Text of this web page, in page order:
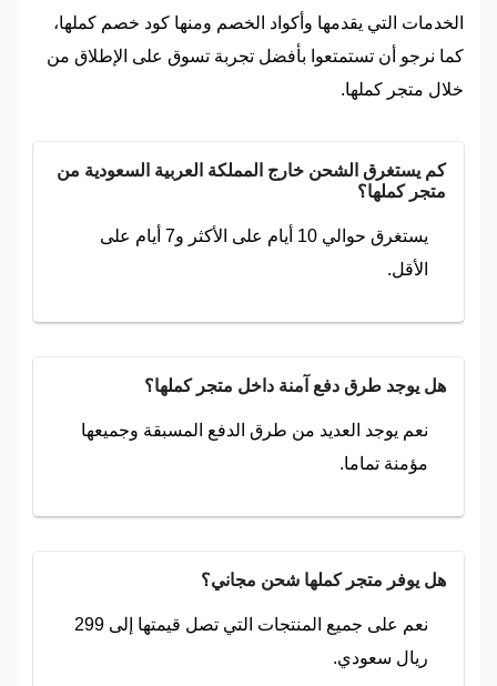
الخدمات التي يقدمها وأكواد الخصم ومنها كود خصم كملها،
كما نرجو أن تستمتعوا بأفضل تجربة تسوق على الإطلاق من
خلال متجر كملها.
كم يستغرق الشحن خارج المملكة العربية السعودية من
متجر كملها؟
يستغرق حوالي 10 أيام على الأكثر و7 أيام على
الأقل.
هل يوجد طرق دفع آمنة داخل متجر كملها؟
نعم يوجد العديد من طرق الدفع المسبقة وجميعها
مؤمنة تماما.
هل يوفر متجر كملها شحن مجاني؟
نعم على جميع المنتجات التي تصل قيمتها إلى 299
ريال سعودي.